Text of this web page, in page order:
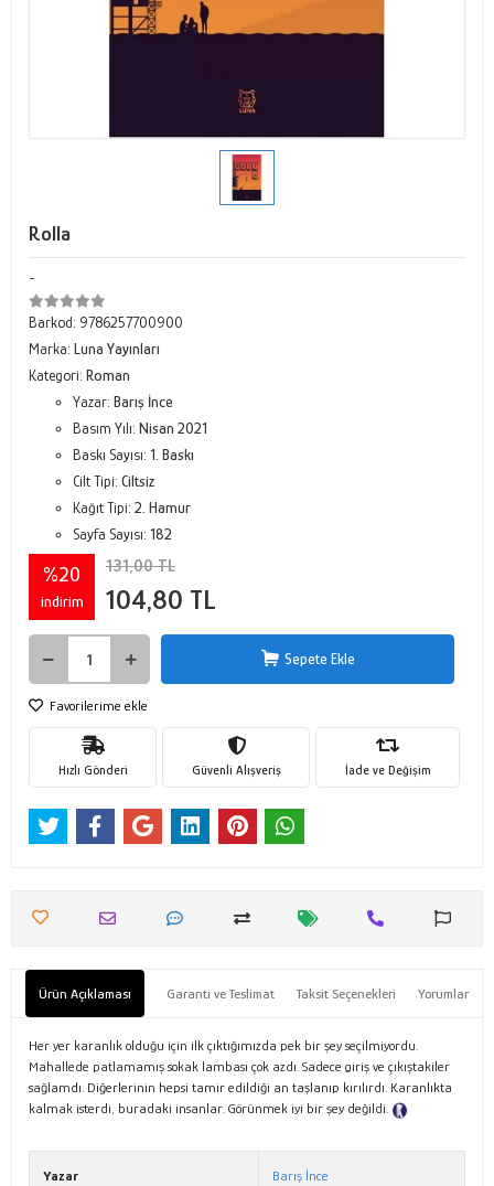
Rolla
-
Barkod: 9786257700900
Marka: Luna Yayınları
Kategori: Roman
Yazar: Barış İnce
Basım Yılı: Nisan 2021
Baskı Sayısı: 1. Baskı
Cilt Tipi: Ciltsiz
Kağıt Tipi: 2. Hamur
Sayfa Sayısı: 182
%20
indirim
131,00 TL
104,80 TL
Sepete Ekle
Favorilerime ekle
Hızlı Gönderi Güvenli Alışveriş İade ve Değişim
Ürün Açıklaması Garanti ve Teslimat Taksit Seçenekleri Yorumlar
Her yer karanlık olduğu için ilk çıktığımızda pek bir şey seçilmiyordu.
Mahallede patlamamış sokak lambası çok azdı. Sadece giriş ve çıkıştakiler
sağlamdı. Diğerlerinin hepsi tamir edildiği an taşlanıp kırılırdı. Karanlıkta
kalmak isterdi, buradaki insanlar. Görünmek iyi bir şey değildi.
Yazar Barış İnce